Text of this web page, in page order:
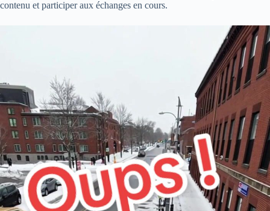
contenu et participer aux échanges en cours.